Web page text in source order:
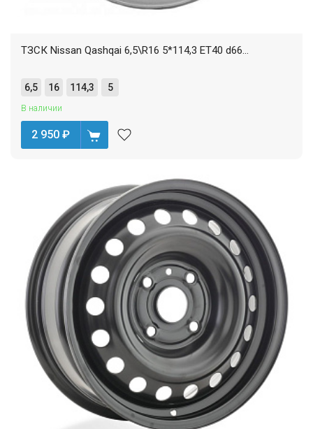
ТЗСК Nissan Qashqai 6,5\R16 5*114,3 ET40 d66...
6,5 16 114,3 5
В наличии
2 950 ₽